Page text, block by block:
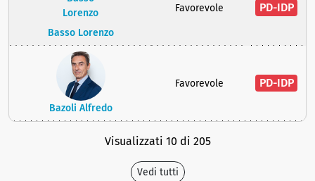
Basso Lorenzo
Favorevole PD-IDP
Bazoli Alfredo
Favorevole PD-IDP
Visualizzati 10 di 205
Vedi tutti